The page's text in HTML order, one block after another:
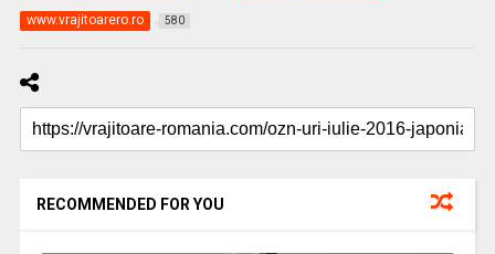
www.vrajitoarero.ro 580
RECOMMENDED FOR YOU